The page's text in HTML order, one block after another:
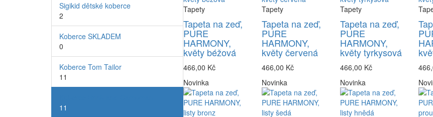
Sigikid dětské koberce
2
Koberce SKLADEM
0
Koberce Tom Tailor
11
11
Tapety
Tapeta na zeď,
PURE
HARMONY,
květy béžová
466,00 Kč
Tapety
Tapeta na zeď,
PURE
HARMONY,
květy červená
466,00 Kč
Tapety
Tapeta na zeď,
PURE
HARMONY,
květy tyrkysová
466,00 Kč
Novinka
Novinka Novinka